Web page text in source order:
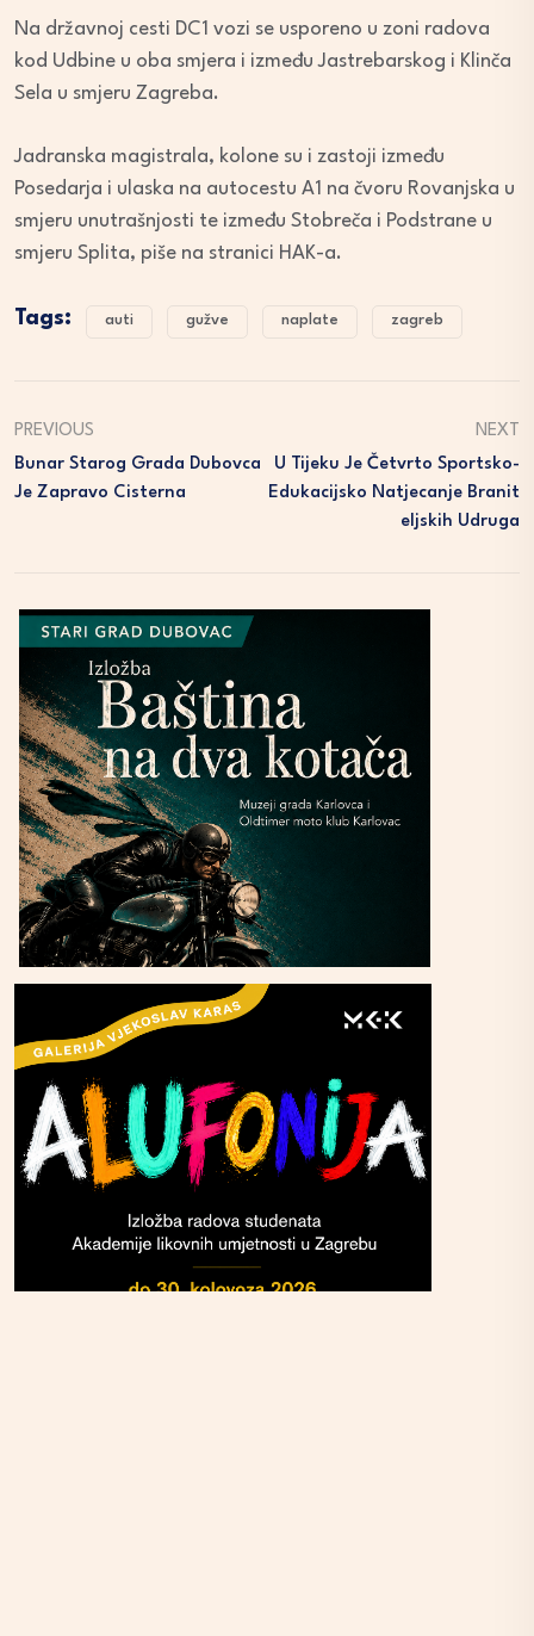
Na državnoj cesti DC1 vozi se usporeno u zoni radova
kod Udbine u oba smjera i između Jastrebarskog i Klinča
Sela u smjeru Zagreba.
Jadranska magistrala, kolone su i zastoji između
Posedarja i ulaska na autocestu A1 na čvoru Rovanjska u
smjeru unutrašnjosti te između Stobreča i Podstrane u
smjeru Splita, piše na stranici HAK-a.
Tags: auti gužve naplate zagreb
PREVIOUS
Bunar Starog Grada Dubovca
Je Zapravo Cisterna
NEXT
U Tijeku Je Četvrto Sportsko-
Edukacijsko Natjecanje Branit
Eljskih Udruga